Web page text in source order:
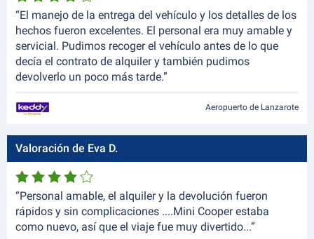
“El manejo de la entrega del vehículo y los detalles de los
hechos fueron excelentes. El personal era muy amable y
servicial. Pudimos recoger el vehículo antes de lo que
decía el contrato de alquiler y también pudimos
devolverlo un poco más tarde.”
Aeropuerto de Lanzarote
Valoración de Eva D.
“Personal amable, el alquiler y la devolución fueron
rápidos y sin complicaciones ....Mini Cooper estaba
como nuevo, así que el viaje fue muy divertido...”